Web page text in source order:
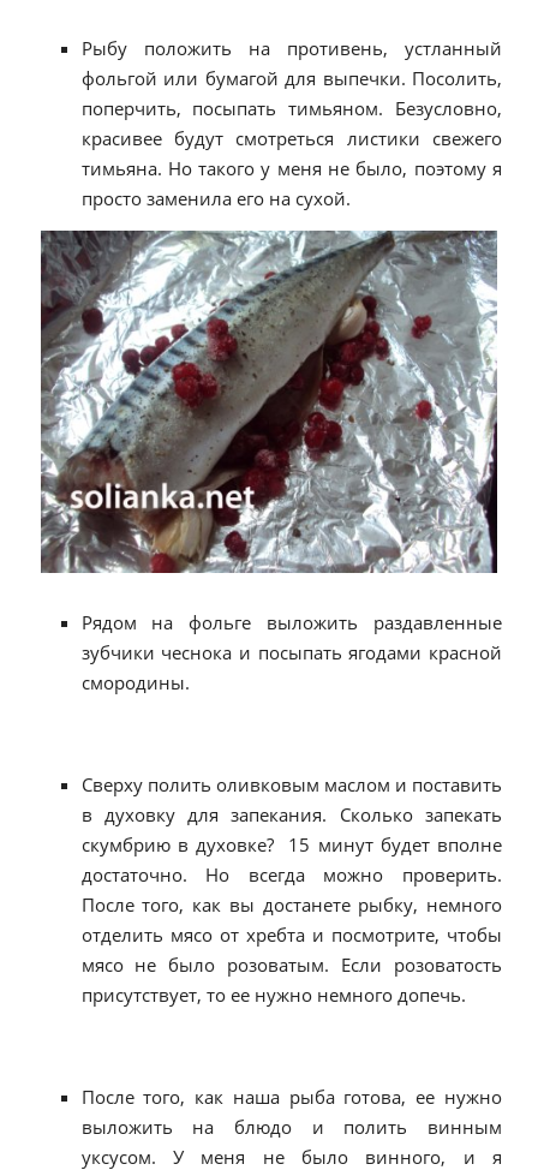
Рыбу положить на противень, устланный
фольгой или бумагой для выпечки. Посолить,
поперчить, посыпать тимьяном. Безусловно,
красивее будут смотреться листики свежего
тимьяна. Но такого у меня не было, поэтому я
просто заменила его на сухой.
Рядом на фольге выложить раздавленные
зубчики чеснока и посыпать ягодами красной
смородины.
Сверху полить оливковым маслом и поставить
в духовку для запекания. Сколько запекать
скумбрию в духовке? 15 минут будет вполне
достаточно. Но всегда можно проверить.
После того, как вы достанете рыбку, немного
отделить мясо от хребта и посмотрите, чтобы
мясо не было розоватым. Если розоватость
присутствует, то ее нужно немного допечь.
После того, как наша рыба готова, ее нужно
выложить на блюдо и полить винным
уксусом. У меня не было винного, и я